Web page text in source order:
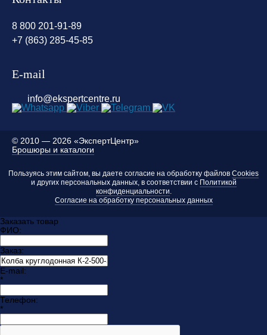
8 800 201-91-89
+7 (863) 285-45-85
E-mail
info@ekspertcentre.ru
© 2010 — 2026 «ЭкспертЦентр»
Брошюры и каталоги
Пользуясь этим сайтом, вы даете согласие на обработку файлов Cookies
и других персональных данных, в соответствии с Политикой
конфиденциальности.
Согласие на обработку персональных данных
Заказать товар
ФИО:
Заказ:
E-mail:
*
Телефон:
*